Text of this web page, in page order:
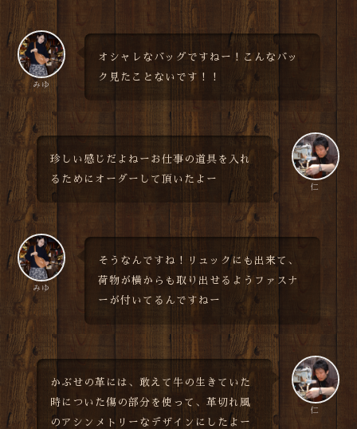
みゆ
オシャレなバッグですねー！こんなバッ
ク見たことないです！！
仁
珍しい感じだよねーお仕事の道具を入れ
るためにオーダーして頂いたよー
みゆ
そうなんですね！リュックにも出来て、
荷物が横からも取り出せるようファスナ
ーが付いてるんですねー
仁
かぶせの革には、敢えて牛の生きていた
時についた傷の部分を使って、革切れ風
のアシンメトリーなデザインにしたよー